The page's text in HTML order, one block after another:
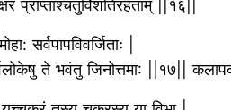
प्राप्ताश्चतुर्विंशतिरहंताम् ||१६||
सर्वपापविवर्जिताः |
ते भवंतु जिनोत्तमा: ||१७||